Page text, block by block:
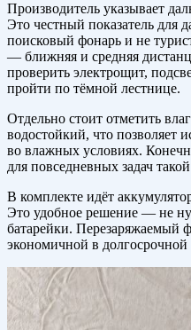
Производитель указывает
Это честный показатель для
поисковый фонарь и не
— ближняя и средняя
проверить электрощит,
пройти по тёмной лестнице.
Отдельно стоит отметить
водостойкий, что позволяет
во влажных условиях.
для повседневных задач
В комплекте идёт
Это удобное решение — не
батарейки. Перезаряжаемый
экономичной в долгосрочной